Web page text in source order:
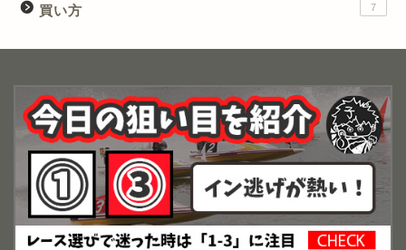
買い方 7